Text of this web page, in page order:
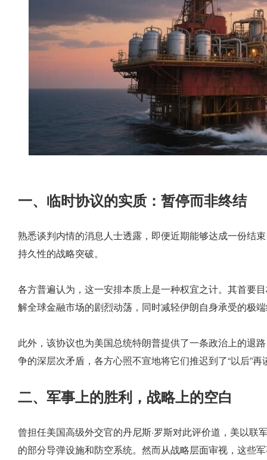
一、临时协议的实质：暂停而非终结
熟悉谈判内情的消息人士透露，即便近期能够达成一份结
持久性的战略突破。
各方普遍认为，这一安排本质上是一种权宜之计。其首要
解全球金融市场的剧烈动荡，同时减轻伊朗自身承受的极
此外，该协议也为美国总统特朗普提供了一条政治上的退
争的深层次矛盾，各方心照不宣地将它们推迟到了“以后”再
二、军事上的胜利，战略上的空白
曾担任美国高级外交官的丹尼斯·罗斯对此评价道，美以
的部分导弹设施和防空系统。然而从战略层面审视，这些